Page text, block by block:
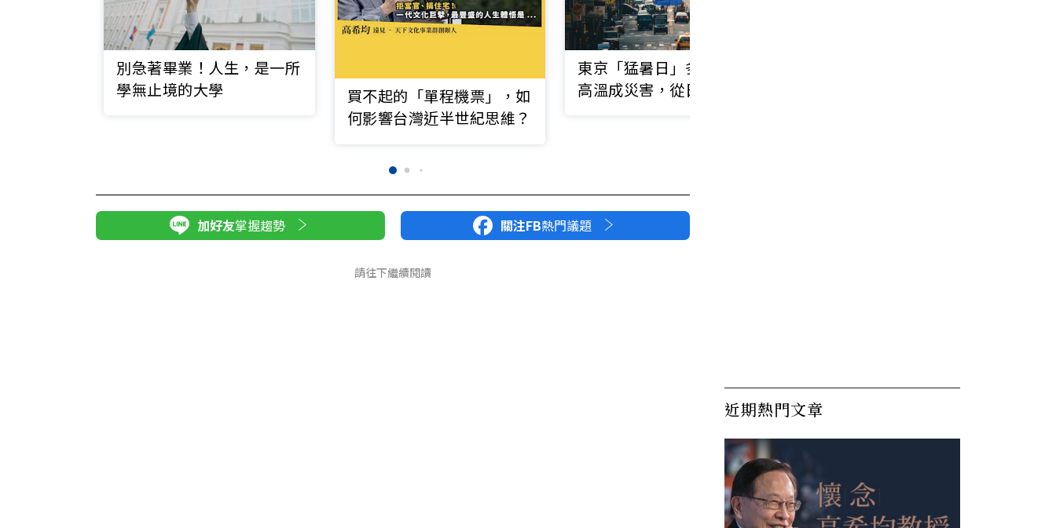
別急著畢業！人生，是一所
學無止境的大學
買不起的「單程機票」，如
何影響台灣近半世紀思維？
東京「猛暑日」多人送醫：
高溫成災害，從日韓到歐美
加好友掌握趨勢 關注FB熱門議題
請往下繼續閱讀
近期熱門文章